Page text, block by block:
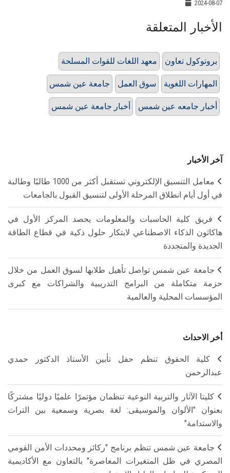
2024-08-07
الأخبار المتعلقة
معهد اللغات للقوات المسلحة بروتوكول تعاون
جامعة عين شمس سوق العمل المهارات اللغوية
أخبار جامعة عين شمس أخبار جامعه عين شمس
آخر الأخبار
معامل التنسيق الإلكتروني تستقبل أكثر من 1000 طالبًا وطالبة
في أول أيام انطلاق المرحلة الأولى لتنسيق القبول بالجامعات
فريق كلية الحاسبات والمعلومات يحصد المركز الأول في
هاكاثون الذكاء الاصطناعي لابتكار حلول ذكية في قطاع الطاقة
الجديدة والمتجددة
جامعة عين شمس تواصل تأهيل طلابها لسوق العمل من خلال
حزمة متكاملة من البرامج التدريبية والشراكات مع كبرى
المؤسسات المحلية والعالمية
أخر الاحداث
كلية الحقوق تنظم حفل تأبين الأستاذ الدكتور حمدي
عبدالرحمن
كليتا الآثار والتربية النوعية تنظمان مؤتمرًا علميًا دوليًا مشتركًا
بعنوان "الألوان والموسيقى: لغة بصرية وسمعية بين التراث
والاستدامة"
جامعة عين شمس تنظم برنامج "ركائز ومحددات الأمن القومي
المصري في ظل المتغيرات المعاصرة" بالتعاون مع الأكاديمية